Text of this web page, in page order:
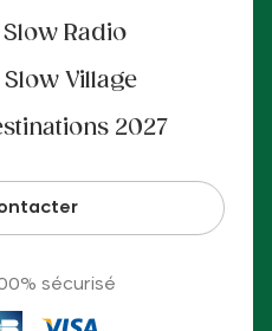
Radio
Village
2027
sécurisé